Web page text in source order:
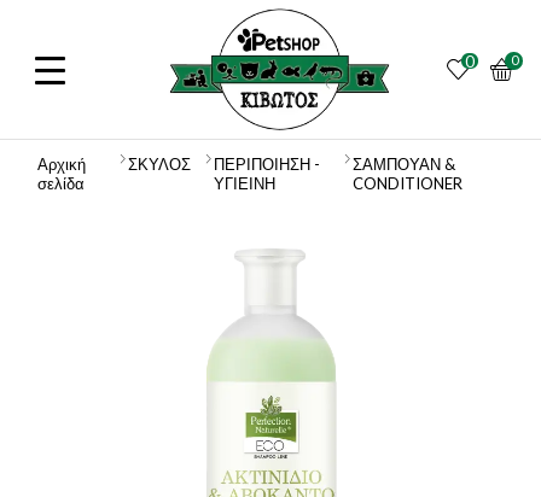
0 0
Αρχική
σελίδα
ΣΚΥΛΟΣ
ΠΕΡΙΠΟΙΗΣΗ -
ΥΓΙΕΙΝΗ
ΣΑΜΠΟΥΑΝ &
CONDITIONER